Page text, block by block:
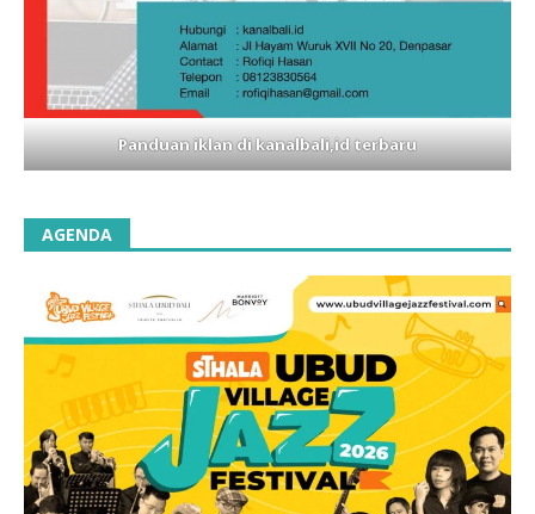
Panduan iklan di kanalbali,id terbaru
AGENDA